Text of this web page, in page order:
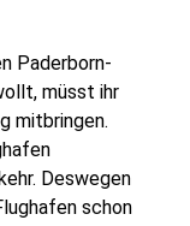
Paderborn-
müsst ihr
mitbringen.
Deswegen
schon